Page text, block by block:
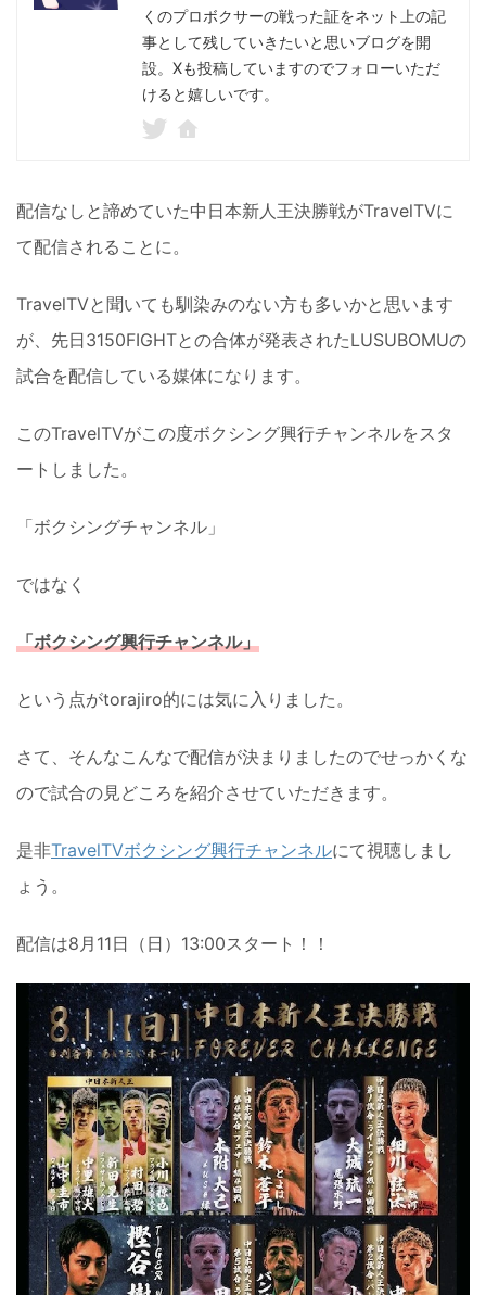
くのプロボクサーの戦った証をネット上の記
事として残していきたいと思いブログを開
設。Xも投稿していますのでフォローいただ
けると嬉しいです。
配信なしと諦めていた中日本新人王決勝戦がTravelTVに
て配信されることに。
TravelTVと聞いても馴染みのない方も多いかと思います
が、先日3150FIGHTとの合体が発表されたLUSUBOMUの
試合を配信している媒体になります。
このTravelTVがこの度ボクシング興行チャンネルをスタ
ートしました。
「ボクシングチャンネル」
ではなく
「ボクシング興行チャンネル」
という点がtorajiro的には気に入りました。
さて、そんなこんなで配信が決まりましたのでせっかくな
ので試合の見どころを紹介させていただきます。
是非TravelTVボクシング興行チャンネルにて視聴しまし
ょう。
配信は8月11日（日）13:00スタート！！